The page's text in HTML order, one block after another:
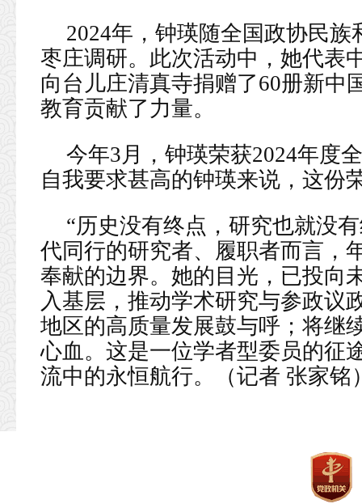
2024年，钟瑛随全国政协民
枣庄调研。此次活动中，她代表
向台儿庄清真寺捐赠了60册新中
教育贡献了力量。
今年3月，钟瑛荣获2024年度
自我要求甚高的钟瑛来说，这份
“历史没有终点，研究也就没
代同行的研究者、履职者而言，
奉献的边界。她的目光，已投向
入基层，推动学术研究与参政议
地区的高质量发展鼓与呼；将继
心血。这是一位学者型委员的征
流中的永恒航行。（记者 张家铭